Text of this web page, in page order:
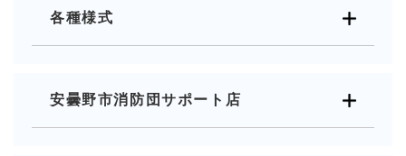
各種様式
安曇野市消防団サポート店